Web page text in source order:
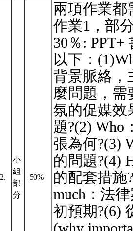
2.
小
組
部
分
50%
兩項作業都
作業1，部
30％: PPT+
以下：
背景脈絡，
麼問題，需
氛的促媒效
題?(2) Who
張為何?(3)
的問題?(4)
的配套措施
much：法
初預期?(6)